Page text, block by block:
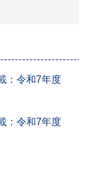
：令和7年度
：令和7年度